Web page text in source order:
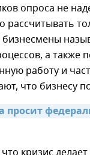
опроса не
рассчитывать
бизнесмены
а также
работу и
что бизнесу